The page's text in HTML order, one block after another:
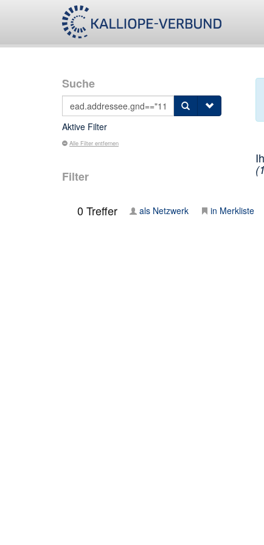
Suche
Aktive Filter
Alle Filter entfernen
Filter
0Treffer als Netzwerk in Merkliste